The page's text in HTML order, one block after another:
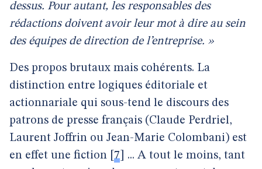
dessus. Pour autant, les responsables des
rédactions doivent avoir leur mot à dire au sein
des équipes de direction de l’entreprise. »
Des propos brutaux mais cohérents. La
distinction entre logiques éditoriale et
actionnariale qui sous-tend le discours des
patrons de presse français (Claude Perdriel,
Laurent Joffrin ou Jean-Marie Colombani) est
en effet une fiction 7
... A tout le moins, tant